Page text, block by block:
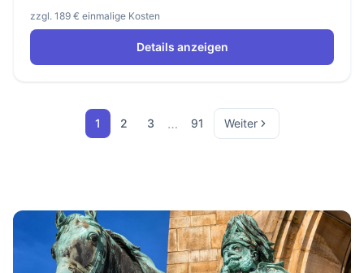
zzgl. 189 € einmalige Kosten
Details anzeigen
1 2 3 … 91 Weiter